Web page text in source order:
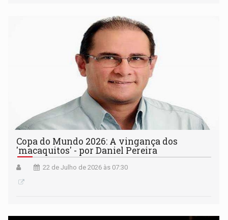
Copa do Mundo 2026: A vingança dos
'macaquitos' - por Daniel Pereira
22 de Julho de 2026 às 07:30